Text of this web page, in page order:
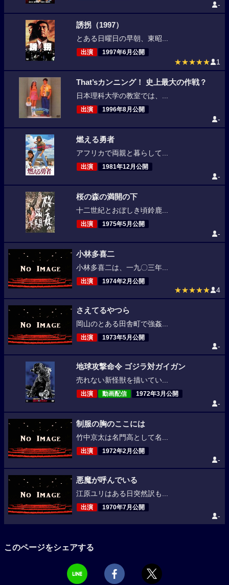
-
誘拐（1997）
とある日曜日の早朝、東昭...
出演 1997年6月公開
★★★★★ 1
That’sカンニング！ 史上最大の作戦？
日本理科大学の教室では、...
出演 1996年8月公開
-
燃える勇者
アフリカで両親と暮らして...
出演 1981年12月公開
-
桜の森の満開の下
十二世紀とおぼしき頃鈴鹿...
出演 1975年5月公開
-
小林多喜二
小林多喜二は、一九〇三年...
出演 1974年2月公開
★★★★★ 4
さえてるやつら
岡山のとある田舎町で強姦...
出演 1973年5月公開
-
地球攻撃命令 ゴジラ対ガイガン
売れない新怪獣を描いてい...
出演 動画配信 1972年3月公開
-
制服の胸のここには
竹中京太は名門高として名...
出演 1972年2月公開
-
悪魔が呼んでいる
江原ユリはある日突然訳も...
出演 1970年7月公開
-
このページをシェアする